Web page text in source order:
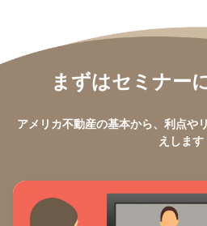
まずはセミナー
アメリカ不動産の基本から、利点や
えします